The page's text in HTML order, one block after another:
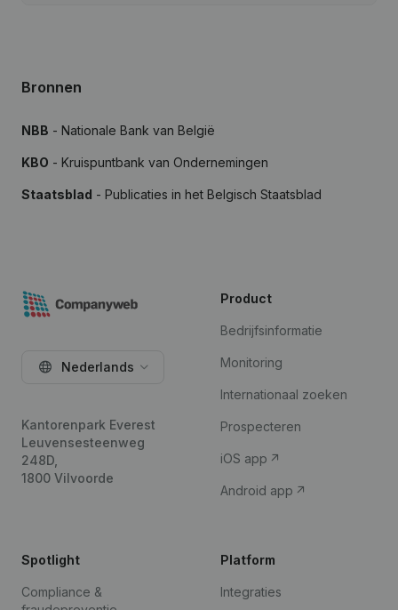
Bronnen
NBB - Nationale Bank van België
KBO - Kruispuntbank van Ondernemingen
Staatsblad - Publicaties in het Belgisch Staatsblad
Nederlands
Kantorenpark Everest
Leuvensesteenweg
248D,
1800 Vilvoorde
Product
Bedrijfsinformatie
Monitoring
Internationaal zoeken
Prospecteren
iOS app
Android app
Spotlight
Compliance &
Platform
Integraties